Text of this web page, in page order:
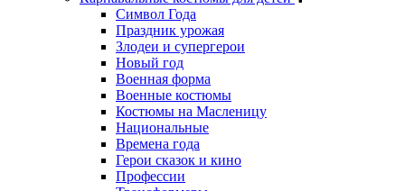
Символ Года
Праздник урожая
Злодеи и супергерои
Новый год
Военная форма
Военные костюмы
Костюмы на Масленицу
Национальные
Времена года
Герои сказок и кино
Профессии